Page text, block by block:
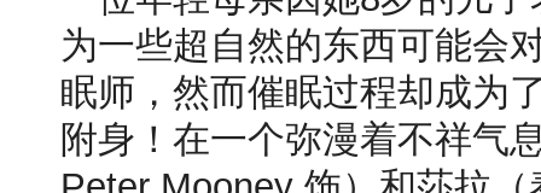
为一些超自然的东西可能会
眠师，然而催眠过程却成为
附身！在一个弥漫着不祥气